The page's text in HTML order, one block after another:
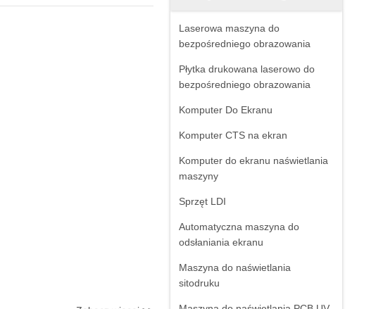
Laserowa maszyna do
bezpośredniego obrazowania
Płytka drukowana laserowo do
bezpośredniego obrazowania
Komputer Do Ekranu
Komputer CTS na ekran
Komputer do ekranu naświetlania
maszyny
Sprzęt LDI
Automatyczna maszyna do
odsłaniania ekranu
Maszyna do naświetlania
sitodruku